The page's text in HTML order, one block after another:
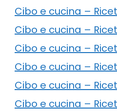
Cibo e cucina –
Cibo e cucina –
Cibo e cucina –
Cibo e cucina –
Cibo e cucina –
Cibo e cucina –